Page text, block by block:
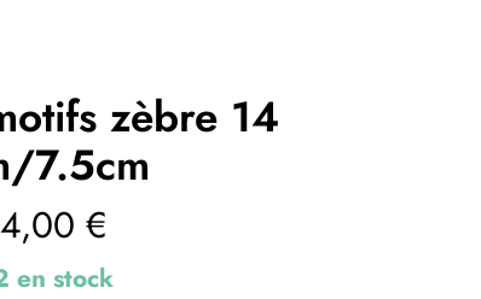
zèbre 14
7.5cm
4,00 €
en stock